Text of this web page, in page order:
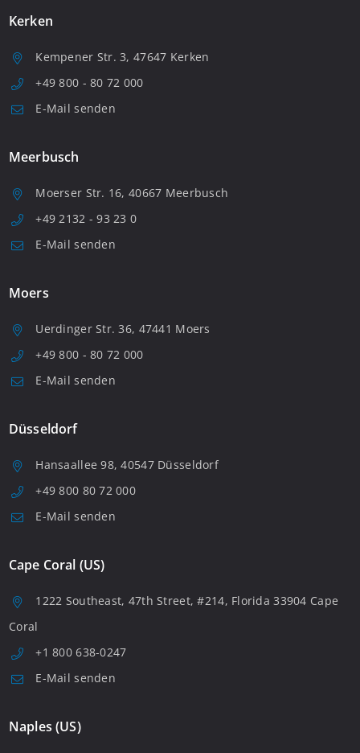
Kerken
Kempener Str. 3, 47647 Kerken
+49 800 - 80 72 000
E-Mail senden
Meerbusch
Moerser Str. 16, 40667 Meerbusch
+49 2132 - 93 23 0
E-Mail senden
Moers
Uerdinger Str. 36, 47441 Moers
+49 800 - 80 72 000
E-Mail senden
Düsseldorf
Hansaallee 98, 40547 Düsseldorf
+49 800 80 72 000
E-Mail senden
Cape Coral (US)
1222 Southeast, 47th Street, #214, Florida 33904 Cape
Coral
+1 800 638-0247
E-Mail senden
Naples (US)